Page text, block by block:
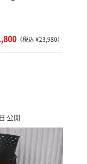
（税込 ¥23,980）
公開